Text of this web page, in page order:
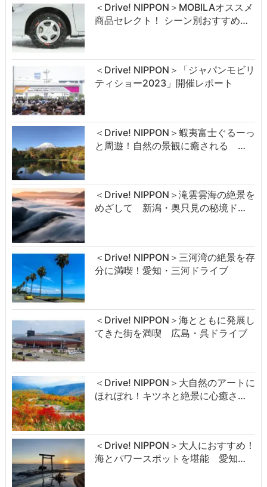
＜Drive! NIPPON＞MOBILAオススメ
商品セレクト！ シーン別おすすめ…
＜Drive! NIPPON＞「ジャパンモビリ
ティショー2023」開催レポート
＜Drive! NIPPON＞蝦夷富士ぐるーっ
と周遊！自然の景観に癒される …
＜Drive! NIPPON＞滝雲雲海の絶景を
めざして 新潟・奥只見の秘境ド…
＜Drive! NIPPON＞三河湾の絶景を存
分に満喫！愛知・三河ドライブ
＜Drive! NIPPON＞海とともに発展し
てきた街を満喫 広島・呉ドライブ
＜Drive! NIPPON＞大自然のアートに
ほれぼれ！キツネと絶景に心癒さ…
＜Drive! NIPPON＞大人におすすめ！
海とパワースポットを堪能 愛知…